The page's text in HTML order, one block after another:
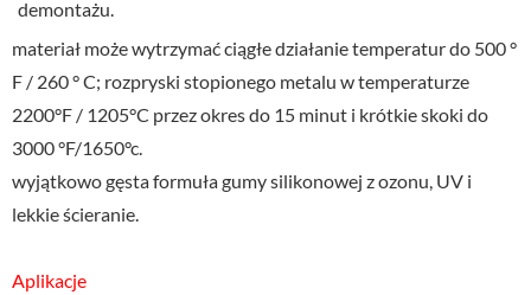
demontażu.
materiał może wytrzymać ciągłe działanie temperatur do 500 °
F / 260 ° C; rozpryski stopionego metalu w temperaturze
2200°F / 1205°C przez okres do 15 minut i krótkie skoki do
3000 °F/1650°c.
wyjątkowo gęsta formuła gumy silikonowej z ozonu, UV i
lekkie ścieranie.
Aplikacje